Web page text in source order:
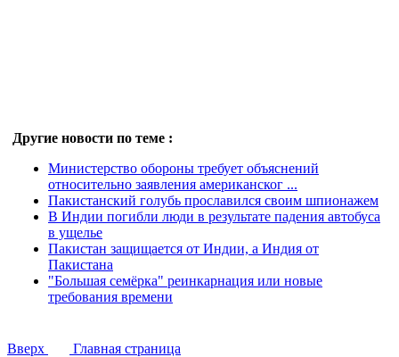
Другие новости по теме :
Министерство обороны требует объяснений
относительно заявления американског ...
Пакистанский голубь прославился своим шпионажем
В Индии погибли люди в результате падения автобуса
в ущелье
Пакистан защищается от Индии, а Индия от
Пакистана
"Большая семёрка" реинкарнация или новые
требования времени
Вверх Главная страница